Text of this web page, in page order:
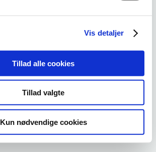
Vis detaljer
Tillad alle cookies
Tillad valgte
Kun nødvendige cookies